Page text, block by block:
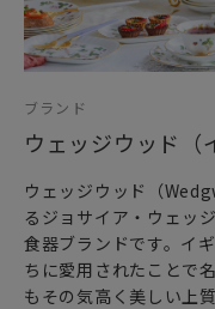
プレゼントとしてだけ
頑張った自分へのご褒
ブランド
ウェッジウッド（
ウェッジウッド（
るジョサイア・ウェッ
食器ブランドです。イ
ちに愛用されたことで
もその気高く美しい上